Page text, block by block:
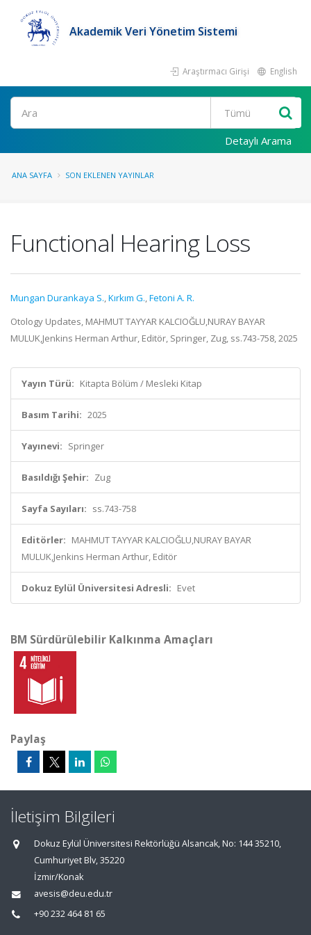
Akademik Veri Yönetim Sistemi
Araştırmacı Girişi English
Ara
Detaylı Arama
ANA SAYFA SON EKLENEN YAYINLAR
Functional Hearing Loss
Mungan Durankaya S.,Kırkım G.,Fetoni A. R.
Otology Updates, MAHMUT TAYYAR KALCIOĞLU,NURAY BAYAR
MULUK,Jenkins Herman Arthur, Editör, Springer, Zug, ss.743-758, 2025
Yayın Türü: Kitapta Bölüm / Mesleki Kitap
Basım Tarihi: 2025
Yayınevi: Springer
Basıldığı Şehir: Zug
Sayfa Sayıları: ss.743-758
Editörler: MAHMUT TAYYAR KALCIOĞLU,NURAY BAYAR
MULUK,Jenkins Herman Arthur, Editör
Dokuz Eylül Üniversitesi Adresli: Evet
BM Sürdürülebilir Kalkınma Amaçları
Paylaş
İletişim Bilgileri
Dokuz Eylül Üniversitesi Rektörlüğü Alsancak, No: 144 35210,
Cumhuriyet Blv, 35220
İzmir/Konak
avesis@deu.edu.tr
+90 232 464 81 65